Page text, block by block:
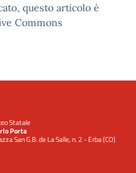
questo articolo è
Commons
Statale
Porta
San G.B. de La Salle, n. 2 - Erba (CO)